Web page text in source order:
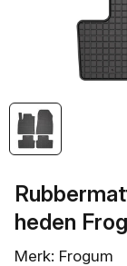
heden
Merk: Frogum